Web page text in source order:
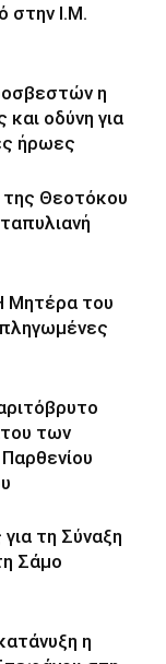
στην Ι.Μ.
η
οδύνη για
ήρωες
Θεοτόκου
Μητέρα του
των
τη Σύναξη
Σάμο
η